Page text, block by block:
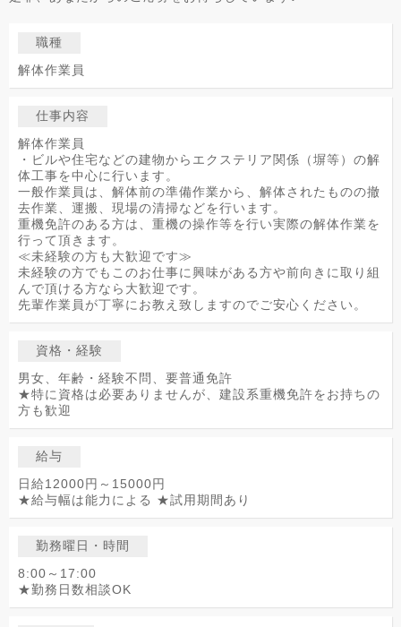
職種
解体作業員
仕事内容
解体作業員
・ビルや住宅などの建物からエクステリア関係（塀等）の解
体工事を中心に行います。
一般作業員は、解体前の準備作業から、解体されたものの撤
去作業、運搬、現場の清掃などを行います。
重機免許のある方は、重機の操作等を行い実際の解体作業を
行って頂きます。
≪未経験の方も大歓迎です≫
未経験の方でもこのお仕事に興味がある方や前向きに取り組
んで頂ける方なら大歓迎です。
先輩作業員が丁寧にお教え致しますのでご安心ください。
資格・経験
男女、年齢・経験不問、要普通免許
★特に資格は必要ありませんが、建設系重機免許をお持ちの
方も歓迎
給与
日給12000円～15000円
★給与幅は能力による ★試用期間あり
勤務曜日・時間
8:00～17:00
★勤務日数相談OK